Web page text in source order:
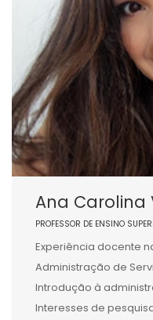
Ana Carolina
PROFESSOR DE ENSINO
Experiência docente
Administração de
Introdução à
Interesses de